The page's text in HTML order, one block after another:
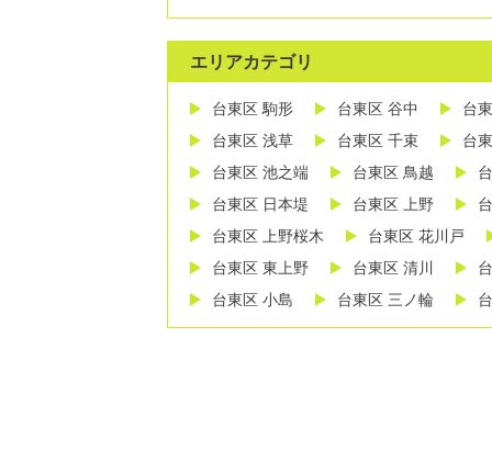
エリアカテゴリ
台東区 駒形 台東区 谷中
台
台東区 浅草
台東区 千束
台
台東区 池之端
台東区 鳥越
台東区 日本堤
台東区 上野
台東区 上野桜木
台東区 花川戸
台東区 東上野
台東区 清川
台東区 小島
台東区 三ノ輪